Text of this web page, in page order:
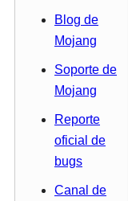
Blog de
Mojang
Soporte de
Mojang
Reporte
oficial de
bugs
Canal de